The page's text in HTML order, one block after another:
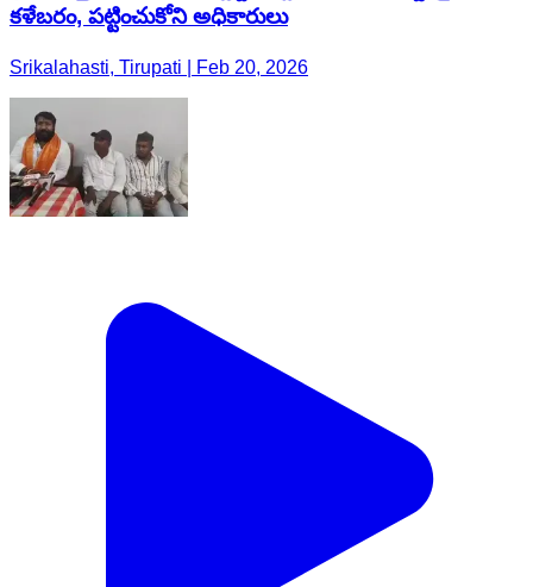
కళేబరం, పట్టించుకోని అధికారులు
Srikalahasti, Tirupati | Feb 20, 2026